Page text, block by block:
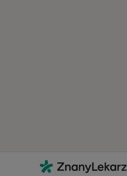
Kontakt
ZnanyLekarz - Strona główna